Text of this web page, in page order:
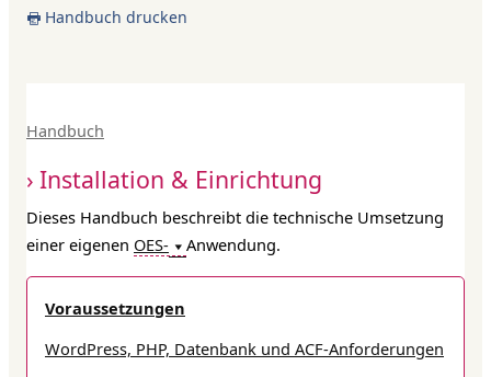
Handbuch drucken
Handbuch
Installation & Einrichtung
Dieses Handbuch beschreibt die technische Umsetzung
einer eigenen OES- Anwendung.
Voraussetzungen
WordPress, PHP, Datenbank und ACF-Anforderungen